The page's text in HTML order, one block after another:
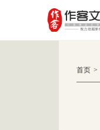
首页 >